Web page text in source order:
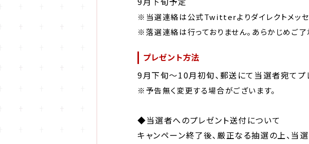
※当選連絡は公式Twitterよりダイレクトメッセ
※落選連絡は行っておりません。あらかじめご了
プレゼント方法
9月下旬〜10月初旬、郵送にて当選者宛てプ
※予告無く変更する場合がございます。
◆当選者へのプレゼント送付について
キャンペーン終了後、厳正なる抽選の上、当